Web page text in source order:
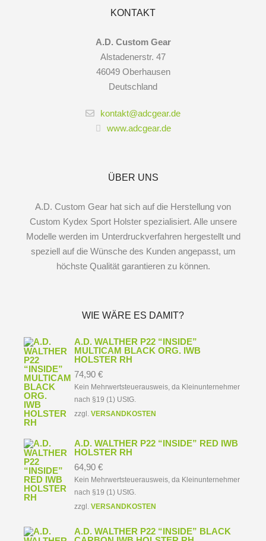
KONTAKT
A.D. Custom Gear
Alstadenerstr. 47
46049 Oberhausen
Deutschland
kontakt@adcgear.de
www.adcgear.de
ÜBER UNS
A.D. Custom Gear hat sich auf die Herstellung von
Custom Kydex Sport Holster spezialisiert. Alle unsere
Modelle werden im Unterdruckverfahren hergestellt und
speziell auf die Wünsche des Kunden angepasst, um
höchste Qualität garantieren zu können.
WIE WÄRE ES DAMIT?
A.D. WALTHER P22 “INSIDE”
MULTICAM BLACK ORG. IWB
HOLSTER RH
74,90 €
Kein Mehrwertsteuerausweis, da Kleinunternehmer
nach §19 (1) UStG.
zzgl. VERSANDKOSTEN
A.D. WALTHER P22 “INSIDE” RED IWB
HOLSTER RH
64,90 €
Kein Mehrwertsteuerausweis, da Kleinunternehmer
nach §19 (1) UStG.
zzgl. VERSANDKOSTEN
A.D. WALTHER P22 “INSIDE” BLACK